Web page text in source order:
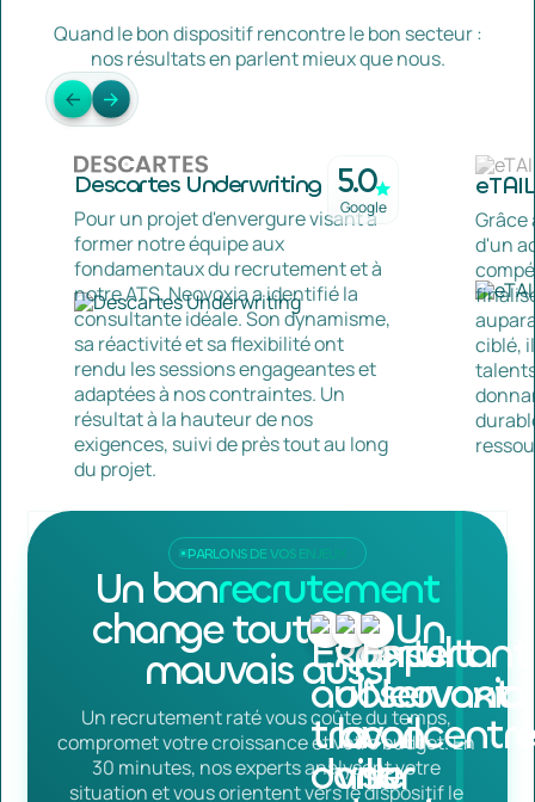
Quand le bon dispositif rencontre le bon secteur :
nos résultats en parlent mieux que nous.
Descartes Underwriting
Pour un projet d'envergure visant à
former notre équipe aux
fondamentaux du recrutement et à
notre ATS, Neovoxia a identifié la
consultante idéale. Son dynamisme,
sa réactivité et sa flexibilité ont
rendu les sessions engageantes et
adaptées à nos contraintes. Un
résultat à la hauteur de nos
exigences, suivi de près tout au long
du projet.
5.0
Google
Grâce
d'un
ciblé,
PARLONS DE VOS ENJEUX
Un bonrecrutement
change tout Un
mauvais aussi
Un recrutement raté vous coûte du temps,
compromet votre croissance et votre budget. En
30 minutes, nos experts analysent votre
situation et vous orientent vers le dispositif le